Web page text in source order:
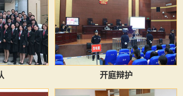
开庭辩护